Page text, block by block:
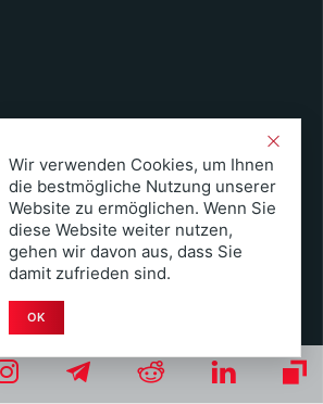
Wir verwenden Cookies, um Ihnen
die bestmögliche Nutzung unserer
Website zu ermöglichen. Wenn Sie
diese Website weiter nutzen,
gehen wir davon aus, dass Sie
damit zufrieden sind.
OK